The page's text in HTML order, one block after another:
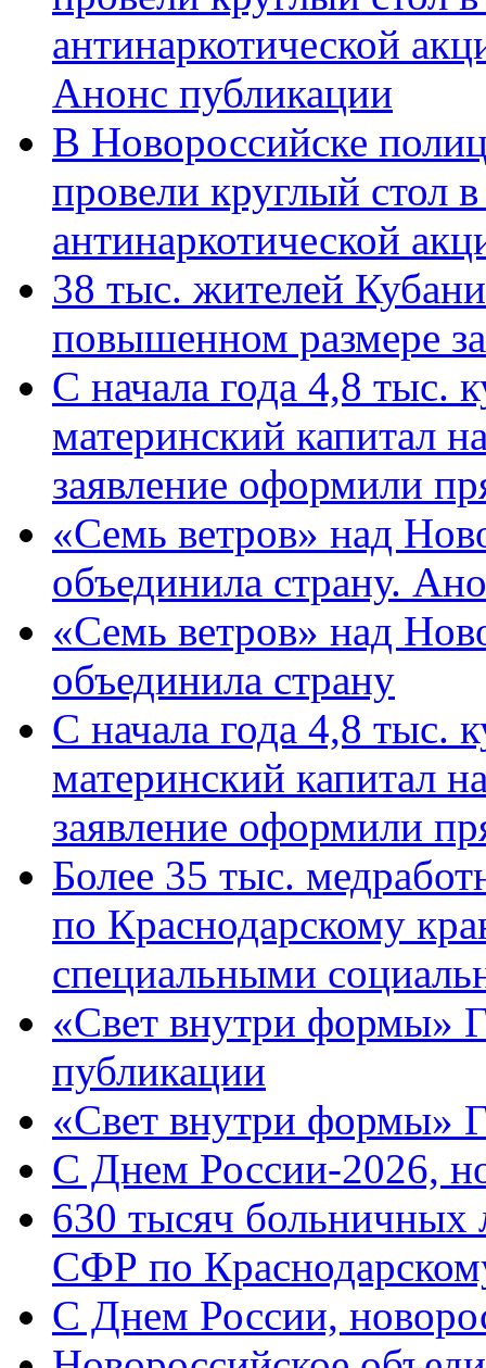
антинаркотической
Анонс публикации
В Новороссийске
провели круглый стол
антинаркотической
38 тыс. жителей
повышенном размере
С начала года 4,8 тыс.
материнский капитал
заявление оформили
«Семь ветров» над
объединила страну.
«Семь ветров» над
объединила страну
С начала года 4,8 тыс.
материнский капитал
заявление оформили
Более 35 тыс.
по Краснодарскому
специальными
«Свет внутри формы»
публикации
«Свет внутри формы»
C Днем России-2026,
630 тысяч больничных
СФР по
C Днем России,